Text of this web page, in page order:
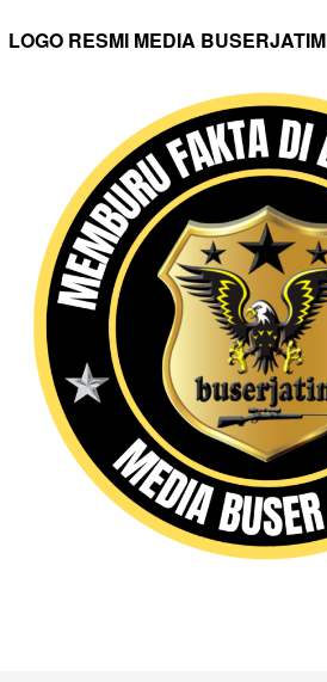
LOGO RESMI MEDIA BUSERJATIM